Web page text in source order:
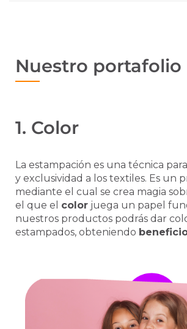
Nuestro portafolio
1. Color
La estampación es una técnica
y exclusividad a los textiles. Es un
mediante el cual se crea magia
el que el color juega un papel
nuestros productos podrás dar
estampados, obteniendo